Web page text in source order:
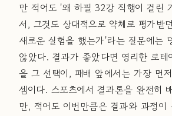
만 적어도 '왜 하필 32강 직행이 걸린
서, 그것도 상대적으로 약체로 평가받
새로운 실험을 했는가'라는 질문에는
않았다. 결과가 좋았다면 영리한 로테
을 그 선택이, 패배 앞에서는 가장 먼
셈이다. 스포츠에서 결과론을 완전히
만, 적어도 이번만큼은 결과와 과정이